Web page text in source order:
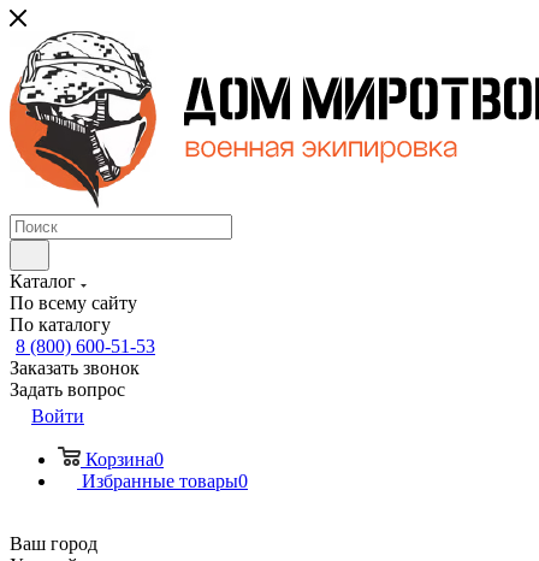
Каталог
По всему сайту
По каталогу
8 (800) 600-51-53
Заказать звонок
Задать вопрос
Войти
Корзина0
Избранные товары0
Ваш город